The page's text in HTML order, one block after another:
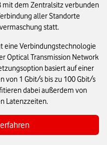
mit dem Zentralsitz verbunden
aller Standorte
statt.
eine Verbindungstechnologie
Optical Transmission Network
basiert auf einer
von 1 Gbit/s bis zu 100 Gbit/s
dabei außerdem von
Latenzzeiten.